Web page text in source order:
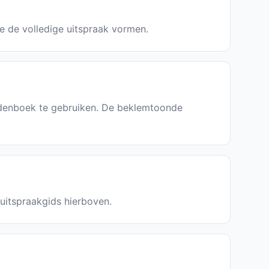
de volledige uitspraak vormen.
te gebruiken. De beklemtoonde
hierboven.